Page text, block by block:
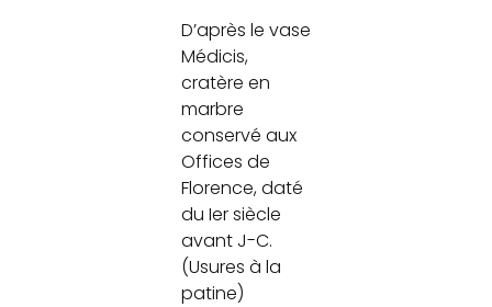
D’après le vase
Médicis,
cratère en
marbre
conservé aux
Offices de
Florence, daté
du Ier siècle
avant J-C.
(Usures à la
patine)